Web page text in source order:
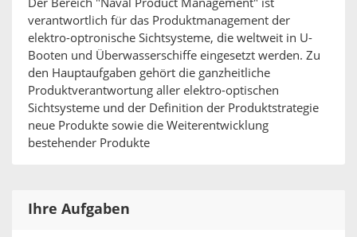
Der Bereich "Naval Product Management" ist
verantwortlich für das Produktmanagement der
elektro-optronische Sichtsysteme, die weltweit in U-
Booten und Überwasserschiffe eingesetzt werden. Zu
den Hauptaufgaben gehört die ganzheitliche
Produktverantwortung aller elektro-optischen
Sichtsysteme und der Definition der Produktstrategie
neue Produkte sowie die Weiterentwicklung
bestehender Produkte
Ihre Aufgaben